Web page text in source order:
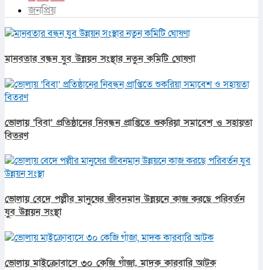
জনপ্রিয়
মানবতার বন্ধন যুব উন্নয়ন সংস্থার নতুন কমিটি ঘোষণা
ভোলায় ‘বিবা’ প্রতিষ্ঠানের নিবন্ধন প্রাপ্তিতে শুকরিয়া সমাবেশ ও সহায়তা
বিতরণ
ভোলায় বেদে পল্লীর মানুষের জীবনমান উন্নয়নে কাজ করছে পরিবর্তন
যুব উন্নয়ন সংস্থা
ভোলায় মাইক্রোবাসে ৩০ কেজি গাঁজা, মাদক কারবারি আটক